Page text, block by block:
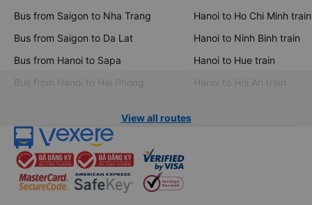
Bus from Saigon to Nha Trang
Bus from Saigon to Da Lat
Bus from Hanoi to Sapa
Bus from Hanoi to Hai Phong
Hanoi to Ho Chi Minh train
Hanoi to Ninh Binh train
Hanoi to Hue train
Hanoi to Hoi An train
View all routes